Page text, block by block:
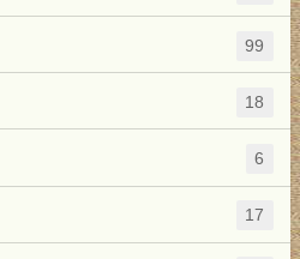
99
18
6
17